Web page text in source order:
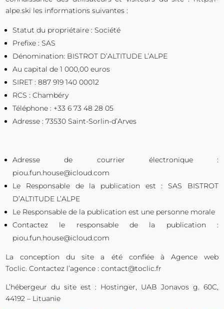
alpe.ski les informations suivantes :
Statut du propriétaire : Société
Prefixe : SAS
Dénomination: BISTROT D’ALTITUDE L’ALPE
Au capital de 1 000,00 euros
SIRET : 887 919 140 00012
RCS : Chambéry
Téléphone : +33 6 73 48 28 05
Adresse : 73530 Saint-Sorlin-d’Arves
Adresse de courrier électronique :
piou.fun.house@icloud.com
Le Responsable de la publication est : SAS BISTROT
D’ALTITUDE L’ALPE
Le Responsable de la publication est une personne morale
Contactez le responsable de la publication :
piou.fun.house@icloud.com
La conception du site a été confiée à Agence web
Toclic. Contactez l’agence :contact@toclic.fr
L’hébergeur du site est : Hostinger, UAB Jonavos g. 60C,
44192 – Lituanie